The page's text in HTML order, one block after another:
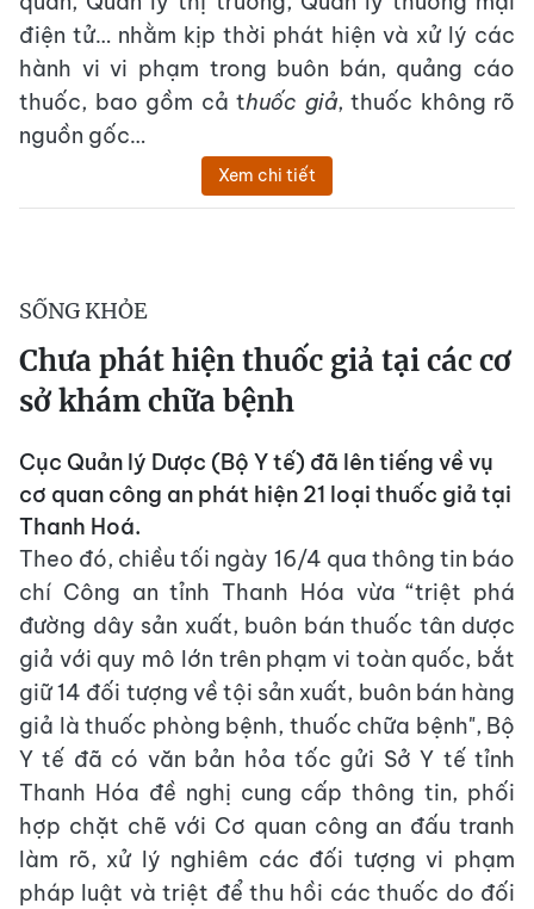
điện tử… nhằm kịp thời phát hiện và xử lý các
hành vi vi phạm trong buôn bán, quảng cáo
thuốc, bao gồm cả thuốc giả, thuốc không rõ
nguồn gốc…
Xem chi tiết
SỐNG KHỎE
Chưa phát hiện thuốc giả tại các cơ
sở khám chữa bệnh
Cục Quản lý Dược (Bộ Y tế) đã lên tiếng về vụ
cơ quan công an phát hiện 21 loại thuốc giả tại
Thanh Hoá.
Theo đó, chiều tối ngày 16/4 qua thông tin báo
chí Công an tỉnh Thanh Hóa vừa “triệt phá
đường dây sản xuất, buôn bán thuốc tân dược
giả với quy mô lớn trên phạm vi toàn quốc, bắt
giữ 14 đối tượng về tội sản xuất, buôn bán hàng
giả là thuốc phòng bệnh, thuốc chữa bệnh", Bộ
Y tế đã có văn bản hỏa tốc gửi Sở Y tế tỉnh
Thanh Hóa đề nghị cung cấp thông tin, phối
hợp chặt chẽ với Cơ quan công an đấu tranh
làm rõ, xử lý nghiêm các đối tượng vi phạm
pháp luật và triệt để thu hồi các thuốc do đối